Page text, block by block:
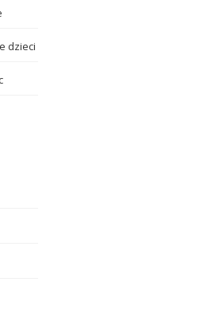
dzieci